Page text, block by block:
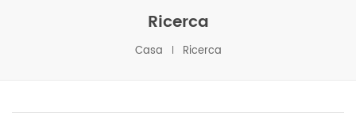
Ricerca
Casa Ricerca